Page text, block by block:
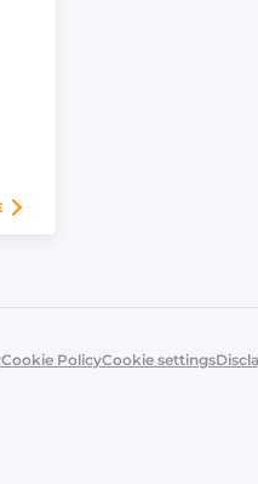
Cookie PolicyCookie settings